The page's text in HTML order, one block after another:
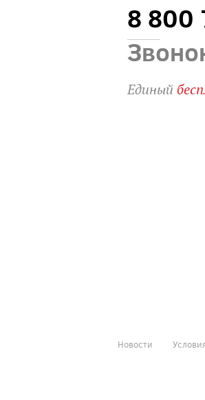
8 800
Единый
Новости